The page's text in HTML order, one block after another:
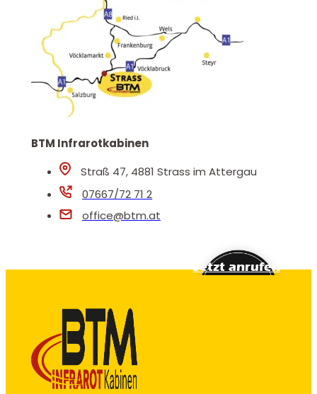
BTM Infrarotkabinen
Straß 47, 4881 Strass im Attergau
07667/72 71 2
office@btm.at
Jetzt anrufen